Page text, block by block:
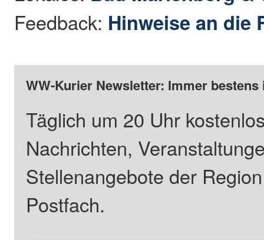
Feedback: Hinweise an die
WW-Kurier Newsletter: Immer
Täglich um 20 Uhr
Nachrichten,
Stellenangebote der
Postfach.